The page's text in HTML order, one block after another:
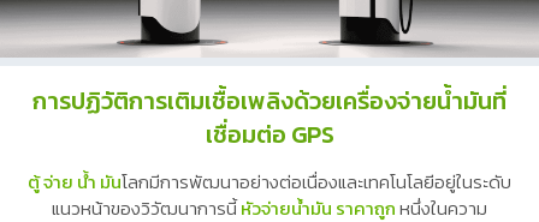
การปฏิวัติการเติมเชื้อเพลิงด้วยเครื่องจ่ายน้ำมันที่
เชื่อมต่อ GPS
ตู้ จ่าย น้ํา มันโลกมีการพัฒนาอย่างต่อเนื่องและเทคโนโลยีอยู่ในระดับ
แนวหน้าของวิวัฒนาการนี้หัวจ่ายน้ำมัน ราคาถูกหนึ่งในความ